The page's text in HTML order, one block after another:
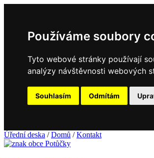
Používáme soubory
Tyto webové stránky používají
analýzy návštěvnosti webových
Souhlasím Odmítám
Úřední deska / Domů / Kontakt